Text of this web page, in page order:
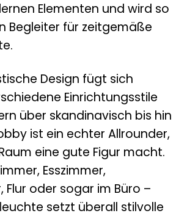
Elementen und wird so
Begleiter für zeitgemäße
Design fügt sich
Einrichtungsstile
über skandinavisch bis hin
ist ein echter Allrounder,
eine gute Figur macht.
Esszimmer,
Flur oder sogar im Büro –
setzt überall stilvolle